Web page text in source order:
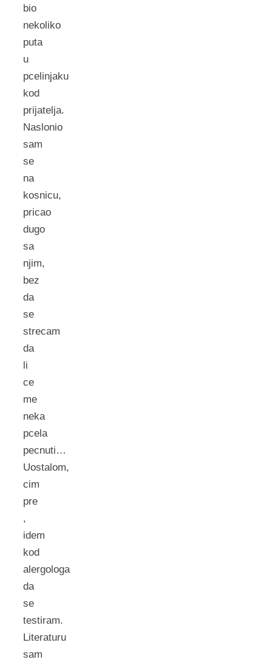
bio
nekoliko
puta
u
pcelinjaku
kod
prijatelja.
Naslonio
sam
se
na
kosnicu,
pricao
dugo
sa
njim,
bez
da
se
strecam
da
li
ce
me
neka
pcela
pecnuti…
Uostalom,
cim
pre
,
idem
kod
alergologa
da
se
testiram.
Literaturu
sam